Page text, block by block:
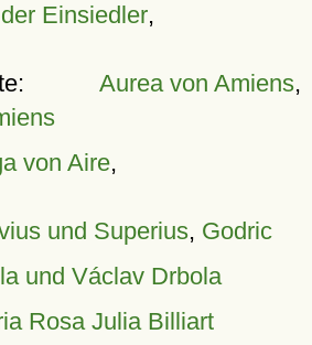
Einsiedler,
Aurea von Amiens,
von Aire,
und Superius, Godric
und Václav Drbola
Rosa Julia Billiart